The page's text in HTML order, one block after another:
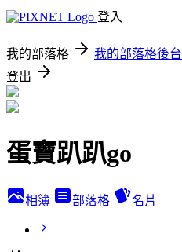
登入
我的部落格 我的部落格後台
登出
蛋寶趴趴go
相簿 部落格 名片